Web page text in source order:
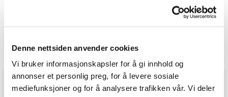
Denne nettsiden anvender cookies
Vi bruker informasjonskapsler for å gi innhold og
annonser et personlig preg, for å levere sosiale
mediefunksjoner og for å analysere trafikken vår. Vi deler
Produktinformasjon